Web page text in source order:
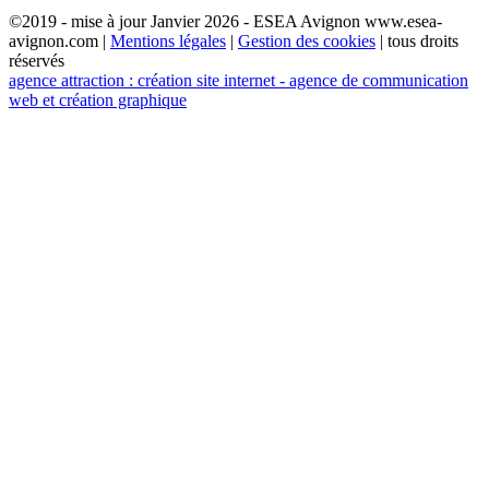
©2019 - mise à jour Janvier 2026 - ESEA Avignon www.esea-
avignon.com | Mentions légales | Gestion des cookies | tous droits
réservés
agence attraction : création site internet - agence de communication
web et création graphique